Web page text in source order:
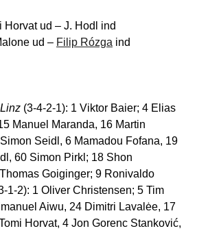
Horvat ud – J. Hodl ind
ud – Filip Rózga ind
(3-4-2-1): 1 Viktor Baier; 4 Elias
Manuel Maranda, 16 Martin
Seidl, 6 Mamadou Fofana, 19
60 Simon Pirkl; 18 Shon
Goiginger; 9 Ronivaldo
1-2): 1 Oliver Christensen; 5 Tim
Aiwu, 24 Dimitri Lavalėe, 17
Horvat, 4 Jon Gorenc Stanković,